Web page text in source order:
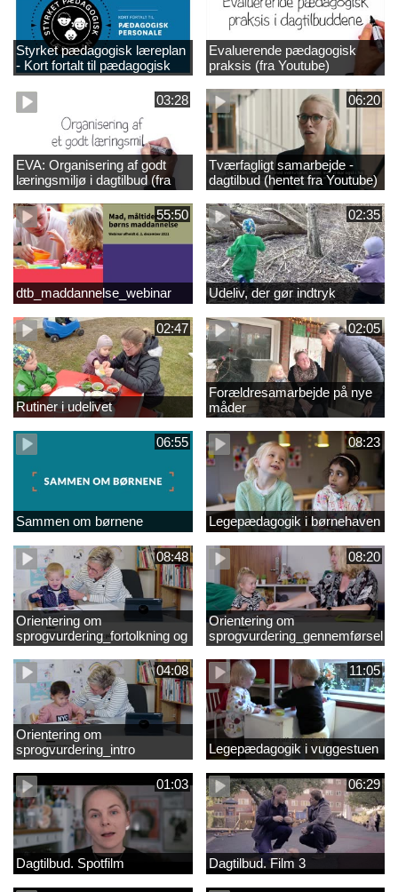
Styrket pædagogisk læreplan
- Kort fortalt til pædagogisk
personale /Youtube)
Evaluerende pædagogisk
praksis (fra Youtube)
03:28
EVA: Organisering af godt
læringsmiljø i dagtilbud (fra
Youtube)
06:20
Tværfagligt samarbejde -
dagtilbud (hentet fra Youtube)
55:50
dtb_maddannelse_webinar
02:35
Udeliv, der gør indtryk
02:47
Rutiner i udelivet
02:05
Forældresamarbejde på nye
måder
06:55
Sammen om børnene
08:23
Legepædagogik i børnehaven
08:48
Orientering om
sprogvurdering_fortolkning og
opfølgning
08:20
Orientering om
sprogvurdering_gennemførsel
04:08
Orientering om
sprogvurdering_intro
11:05
Legepædagogik i vuggestuen
01:03
Dagtilbud. Spotfilm
06:29
Dagtilbud. Film 3